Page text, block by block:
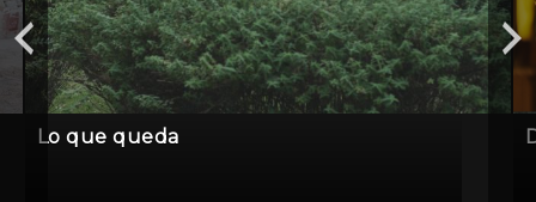
Lo que queda